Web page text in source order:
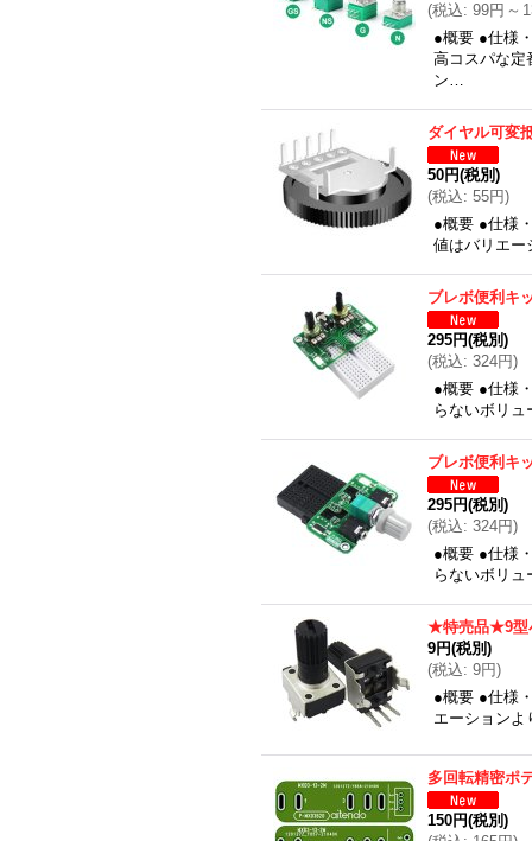
(税込: 99円 ～
●概要 ●仕様
高コスパな定
ン…
ダイヤル可変
50円(税別)
(税込: 55円)
●概要 ●仕様
値はバリエー
ブレボ便利キ
295円(税別)
(税込: 324円)
●概要 ●仕様
らないボリ
ブレボ便利キ
295円(税別)
(税込: 324円)
●概要 ●仕様
らないボリ
★特売品★9型
9円(税別)
(税込: 9円)
●概要 ●仕様
エーション
多回転精密ポ
150円(税別)